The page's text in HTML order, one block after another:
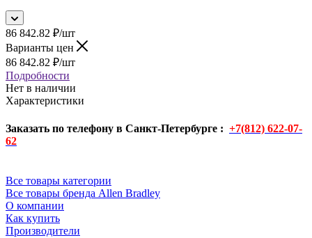
86 842.82 ₽/шт
Варианты цен
86 842.82 ₽/шт
Подробности
Нет в наличии
Характеристики
Заказать по телефону в Санкт-Петербурге : +7(812) 622-07-
62
Все товары категории
Все товары бренда Allen Bradley
О компании
Как купить
Производители